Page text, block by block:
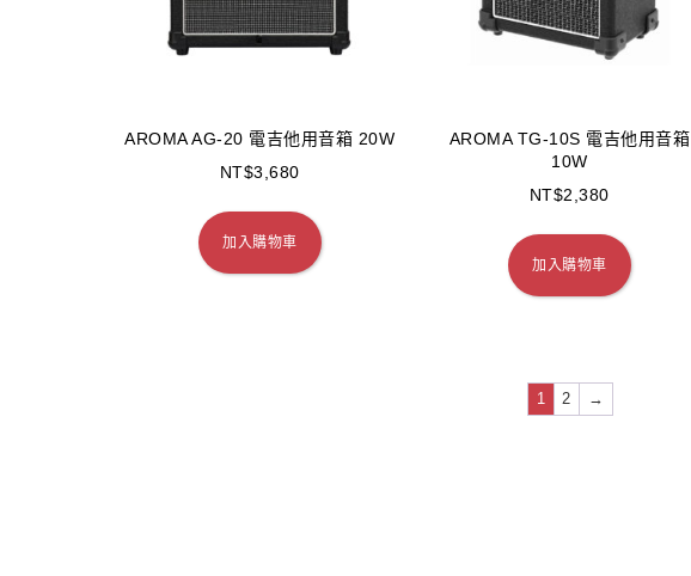
AROMA AG-20 電吉他用音箱 20W
NT$3,680
加入購物車
AROMA TG-10S 電吉他用音箱
10W
NT$2,380
加入購物車
1 2 →